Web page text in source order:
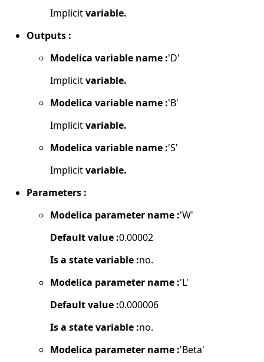
Implicitvariable.
Outputs :
Modelica variable name :'D'
Implicitvariable.
Modelica variable name :'B'
Implicitvariable.
Modelica variable name :'S'
Implicitvariable.
Parameters :
Modelica parameter name :'W'
Default value :0.00002
Is a state variable :no.
Modelica parameter name :'L'
Default value :0.000006
Is a state variable :no.
Modelica parameter name :'Beta'